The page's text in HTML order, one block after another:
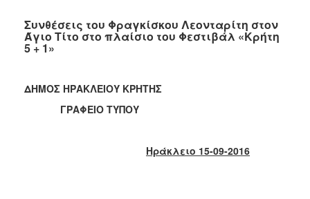
2022
2021
2019
2018
Συνθέσεις του Φραγκίσκου Λεονταρίτη στον
Άγιο Τίτο στο πλαίσιο του Φεστιβάλ «Κρήτη
5 + 1»
ΔΗΜΟΣ ΗΡΑΚΛΕΙΟΥ ΚΡΗΤΗΣ
ΓΡΑΦΕΙΟ ΤΥΠΟΥ
Ηράκλειο 15-09-2016